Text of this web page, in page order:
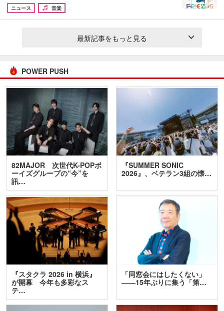
ニュース
音楽
最新記事をもっと見る
POWER PUSH
82MAJOR 次世代K-POPボ
ーイズグループの“今”を
訊…
『SUMMER SONIC
2026』、ベテラン3組の懐…
『スタクラ 2026 in 横浜』
が開幕 今年も多彩なス
テ…
「同窓会にはしたくない」
――15年ぶりに集う「第…